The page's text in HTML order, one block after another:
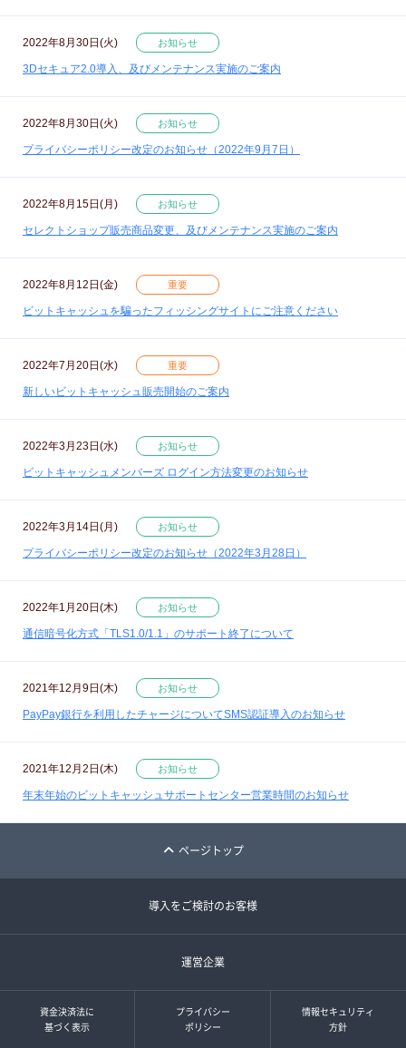
2022年8月30日(火) お知らせ
3Dセキュア2.0導入、及びメンテナンス実施のご案内
2022年8月30日(火) お知らせ
プライバシーポリシー改定のお知らせ（2022年9月7日）
2022年8月15日(月) お知らせ
セレクトショップ販売商品変更、及びメンテナンス実施のご案内
2022年8月12日(金) 重要
ビットキャッシュを騙ったフィッシングサイトにご注意ください
2022年7月20日(水) 重要
新しいビットキャッシュ販売開始のご案内
2022年3月23日(水) お知らせ
ビットキャッシュメンバーズ ログイン方法変更のお知らせ
2022年3月14日(月) お知らせ
プライバシーポリシー改定のお知らせ（2022年3月28日）
2022年1月20日(木) お知らせ
通信暗号化方式「TLS1.0/1.1」のサポート終了について
2021年12月9日(木) お知らせ
PayPay銀行を利用したチャージについてSMS認証導入のお知らせ
2021年12月2日(木) お知らせ
年末年始のビットキャッシュサポートセンター営業時間のお知らせ
ページトップ
導入をご検討のお客様
運営企業
資金決済法に
基づく表示
プライバシー
ポリシー
情報セキュリティ
方針